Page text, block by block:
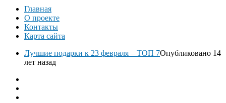
Главная
О проекте
Контакты
Карта сайта
Лучшие подарки к 23 февраля – ТОП 7Опубликовано 14
лет назад